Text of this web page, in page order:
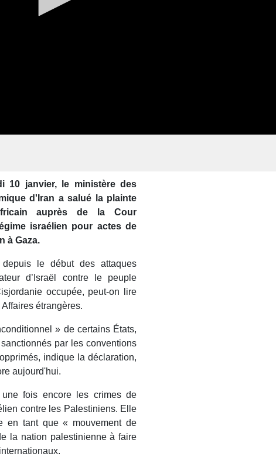
10 janvier, le ministère des
d'Iran a salué la plainte
auprès de la Cour
israélien pour actes de
à Gaza.
le début des attaques
d’Israël contre le peuple
occupée, peut-on lire
étrangères.
» de certains États,
par les conventions
indique la déclaration,
aujourd'hui.
une fois encore les crimes de
contre les Palestiniens. Elle
en tant que « mouvement de
la nation palestinienne à faire